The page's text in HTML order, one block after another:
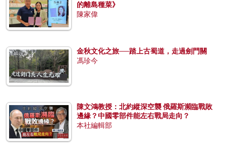
的離島種菜》
陳家偉
金秋文化之旅──踏上古蜀道，走過劍門關
馮珍今
陳文鴻教授：北約縱深空襲 俄羅斯瀕臨戰敗
邊緣？中國零部件能左右戰局走向？
本社編輯部